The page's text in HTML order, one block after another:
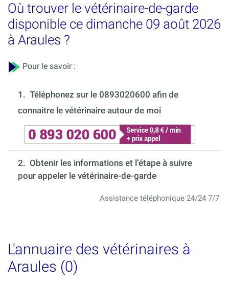
Où trouver le vétérinaire-de-garde
disponible ce dimanche 09 août 2026
à Araules ?
Pour le savoir :
1. Téléphonez sur le 0893020600 afin de
connaitre le vétérinaire autour de moi
2. Obtenir les informations et l’étape à suivre
pour appeler le vétérinaire-de-garde
Assistance téléphonique 24/24 7/7
L'annuaire des vétérinaires à
Araules (0)